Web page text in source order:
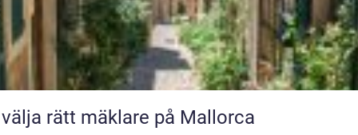
rätt mäklare på Mallorca